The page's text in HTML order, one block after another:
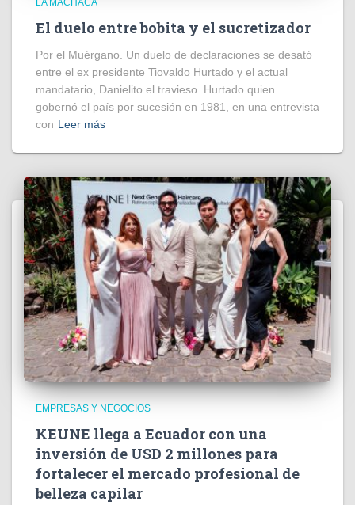
LA MACHACA
El duelo entre bobita y el sucretizador
Por el Muérgano. Un duelo de declaraciones se desató
entre el ex presidente Tiovaldo Hurtado y el actual
mandatario, Danielito el travieso. Hurtado quien
gobernó el país por sucesión en 1981, en una entrevista
con Leer más
EMPRESAS Y NEGOCIOS
KEUNE llega a Ecuador con una
inversión de USD 2 millones para
fortalecer el mercado profesional de
belleza capilar